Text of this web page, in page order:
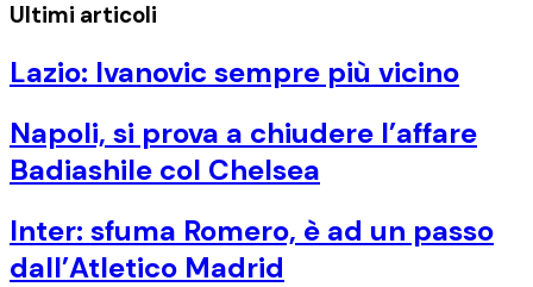
Ultimi articoli
Lazio: Ivanovic sempre più vicino
Napoli, si prova a chiudere l’affare
Badiashile col Chelsea
Inter: sfuma Romero, è ad un passo
dall’Atletico Madrid